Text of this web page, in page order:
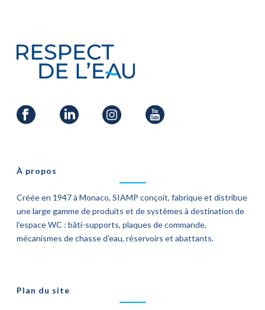
À propos
Créée en 1947 à Monaco, SIAMP conçoit, fabrique et distribue
une large gamme de produits et de systèmes à destination de
l’espace WC : bâti-supports, plaques de commande,
mécanismes de chasse d’eau, réservoirs et abattants.
Plan du site